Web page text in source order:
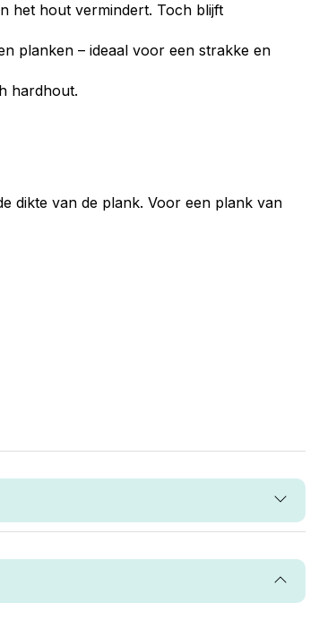
het hout vermindert. Toch blijft
planken – ideaal voor een strakke en
hardhout.
dikte van de plank. Voor een plank van